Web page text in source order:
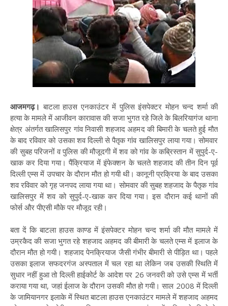
आजमगढ़। बाटला हाउस एनकाउंटर में पुलिस इंसपेक्टर मोहन चन्द शर्मा की
हत्या के मामले में आजीवन कारावास की सजा भुगत रहे जिले के बिलरियागंज थाना
क्षेत्र अंतर्गत खालिसपुर गांव निवासी शहजाद अहमद की बिमारी के चलते हुई मौत
के बाद रविवार को उसका शव दिल्ली से पैतृक गांव खालिसपुर लाया गया। सोमवार
की सुबह परिजनों व पुलिस की मौजूदगी में शव को गांव के कब्रिस्तान में सुपुर्द-ए-
खाक कर दिया गया। पैंक्रियाज में इंफेक्शन के चलते शहजाद की तीन दिन पूर्व
दिल्ली एम्स में उपचार के दौरान मौत हो गयी थी। कानूनी प्रक्रिया के बाद उसका
शव रविवार को गृह जनपद लाया गया था। सोमवार की सुबह शहजाद के पैतृक गांव
खालिसपुर में शव को सुपुर्द-ए-खाक कर दिया गया। इस दौरान कई थानों की
फोर्स और पीएसी मौके पर मौजूद रही।
बता दें कि बाटला हाउस काण्ड में इंसपेक्टर मोहन चन्द शर्मा की मौत मामले में
उम्रकैद की सजा भुगत रहे शहजाद अहमद की बीमारी के चलते एम्स में इलाज के
दौरान मौत हो गयी। शहजाद पेनक्रियाज जैसी गंभीर बीमारी से पीड़ित था। पहले
उसका इलाज सफदरगंज अस्पताल में चल रहा था लेकिन जब उसकी स्थिति में
सुधार नहीं हुआ तो दिल्ली हाईकोर्ट के आदेश पर 26 जनवरी को उसे एम्स में भर्ती
कराया गया था, जहां ईलाज के दौरान उसकी मौत हो गयी। साल 2008 में दिल्ली
के जामियानगर इलाके में स्थित बाटला हाउस एनकाउंटर मामले में शहजाद अहमद